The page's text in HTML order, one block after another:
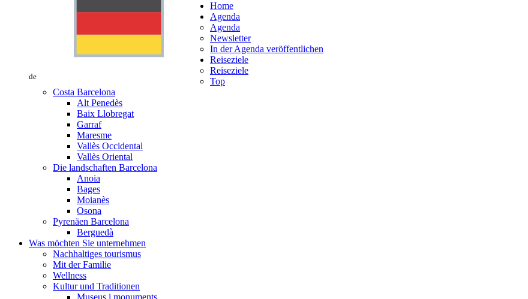
de
Home
Agenda
Agenda
Newsletter
In der Agenda veröffentlichen
Reiseziele
Reiseziele
Top
Costa Barcelona
Alt Penedès
Baix Llobregat
Garraf
Maresme
Vallès Occidental
Vallès Oriental
Die landschaften Barcelona
Anoia
Bages
Moianès
Osona
Pyrenäen Barcelona
Berguedà
Was möchten Sie unternehmen
Nachhaltiges tourismus
Mit der Familie
Wellness
Kultur und Traditionen
Museus i monuments